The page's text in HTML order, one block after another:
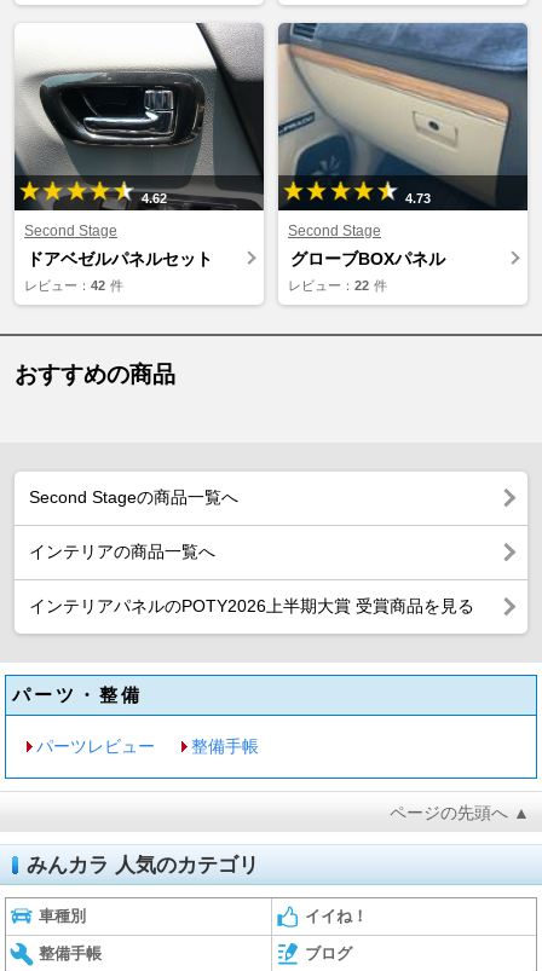
4.62
Second Stage
ドアベゼルパネルセット
レビュー： 42 件
4.73
Second Stage
グローブBOXパネル
レビュー： 22 件
おすすめの商品
Second Stageの商品一覧へ
インテリアの商品一覧へ
インテリアパネルのPOTY2026上半期大賞 受賞商品を見る
パーツ・整備
パーツレビュー 整備手帳
ページの先頭へ ▲
みんカラ 人気のカテゴリ
車種別 イイね！
整備手帳 ブログ